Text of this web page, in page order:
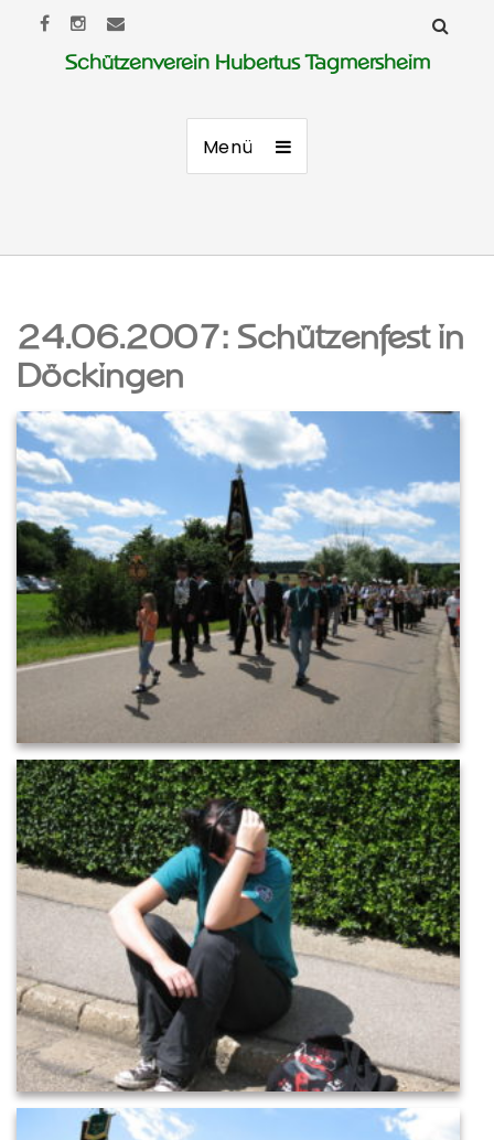
Schützenverein Hubertus Tagmersheim
Menü
24.06.2007: Schützenfest in
Döckingen